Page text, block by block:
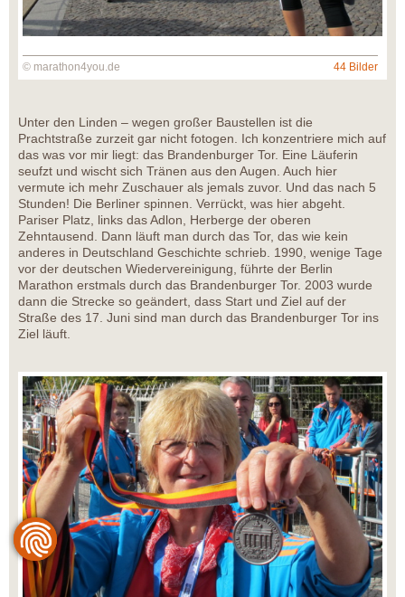
© marathon4you.de 44 Bilder
Unter den Linden – wegen großer Baustellen ist die
Prachtstraße zurzeit gar nicht fotogen. Ich konzentriere mich auf
das was vor mir liegt: das Brandenburger Tor. Eine Läuferin
seufzt und wischt sich Tränen aus den Augen. Auch hier
vermute ich mehr Zuschauer als jemals zuvor. Und das nach 5
Stunden! Die Berliner spinnen. Verrückt, was hier abgeht.
Pariser Platz, links das Adlon, Herberge der oberen
Zehntausend. Dann läuft man durch das Tor, das wie kein
anderes in Deutschland Geschichte schrieb. 1990, wenige Tage
vor der deutschen Wiedervereinigung, führte der Berlin
Marathon erstmals durch das Brandenburger Tor. 2003 wurde
dann die Strecke so geändert, dass Start und Ziel auf der
Straße des 17. Juni sind man durch das Brandenburger Tor ins
Ziel läuft.